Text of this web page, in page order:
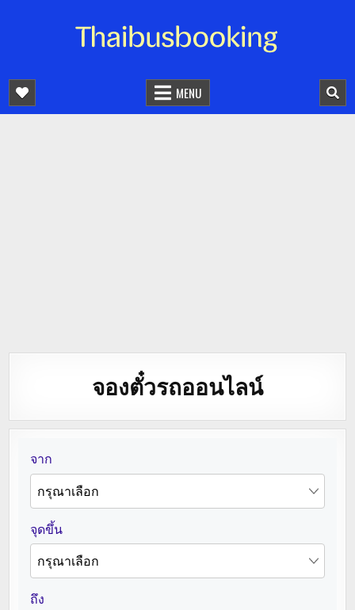
จองตั๋วรถออนไลน์ 24 ชั่วโมง
MENU
จองตั๋วรถออนไลน์